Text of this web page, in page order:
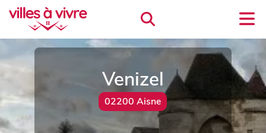
Venizel
02200 Aisne